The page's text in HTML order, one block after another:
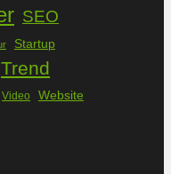
SEO
Startup
Trend
Video Website